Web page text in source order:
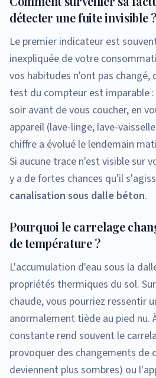
détecter une fuite invisible ?
Le premier indicateur est
inexpliquée de votre
vos habitudes n'ont pas changé,
test du compteur est imparable
soir avant de vous coucher, en
appareil (lave-linge, lave-
chiffre a évolué le lendemain
Si aucune trace n'est visible sur
y a de fortes chances qu'il
canalisation sous dalle béton.
Pourquoi le carrelage
de température ?
L'accumulation d'eau sous la
propriétés thermiques du sol.
chaude, vous pourriez ressentir
anormalement tiède au pied nu.
constante rend souvent le
provoquer des changements de
deviennent plus sombres) ou